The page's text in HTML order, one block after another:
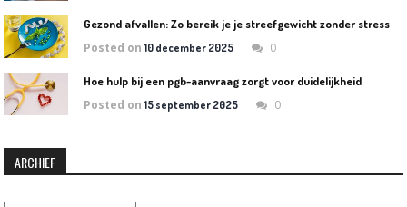
Gezond afvallen: Zo bereik je je streefgewicht zonder stress
Posted on10 december 2025 0
Hoe hulp bij een pgb-aanvraag zorgt voor duidelijkheid
Posted on15 september 2025 0
ARCHIEF